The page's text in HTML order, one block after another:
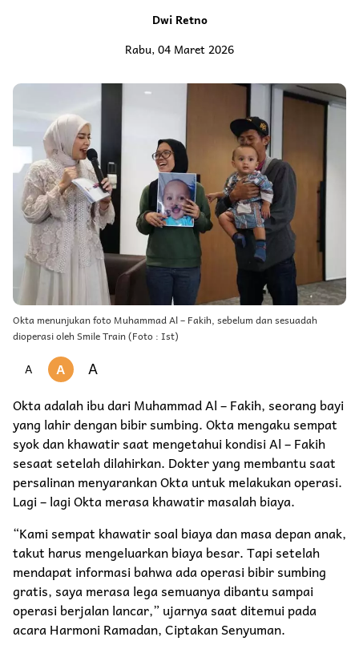
Dwi Retno
Rabu, 04 Maret 2026
Okta menunjukan foto Muhammad Al – Fakih, sebelum dan sesuadah
dioperasi oleh Smile Train (Foto : Ist)
A A A
Okta adalah ibu dari Muhammad Al – Fakih, seorang bayi
yang lahir dengan bibir sumbing. Okta mengaku sempat
syok dan khawatir saat mengetahui kondisi Al – Fakih
sesaat setelah dilahirkan. Dokter yang membantu saat
persalinan menyarankan Okta untuk melakukan operasi.
Lagi – lagi Okta merasa khawatir masalah biaya.
“Kami sempat khawatir soal biaya dan masa depan anak,
takut harus mengeluarkan biaya besar. Tapi setelah
mendapat informasi bahwa ada operasi bibir sumbing
gratis, saya merasa lega semuanya dibantu sampai
operasi berjalan lancar,” ujarnya saat ditemui pada
acara Harmoni Ramadan, Ciptakan Senyuman.